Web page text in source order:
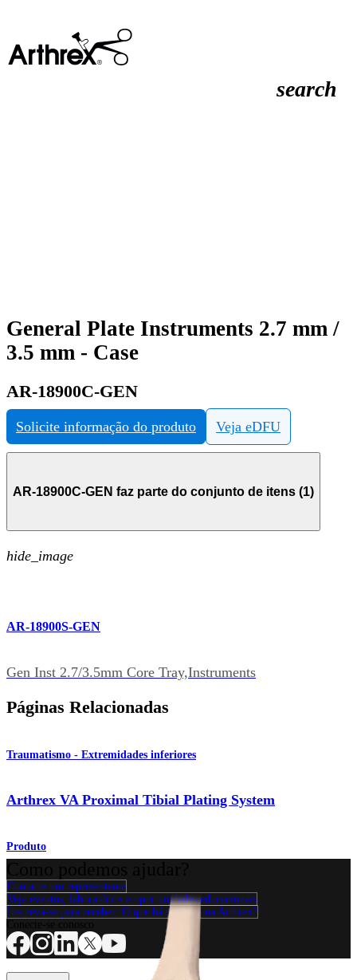
search
General Plate Instruments 2.7 mm /
3.5 mm - Case
AR-18900C-GEN
Solicite informação do produto Veja eDFU
AR-18900C-GEN faz parte do conjunto de itens (1)
hide_image
AR-18900S-GEN
Gen Inst 2.7/3.5mm Core Tray,Instruments
Páginas Relacionadas
Traumatismo - Extremidades inferiores
Arthrex VA Proximal Tibial Plating System
Produto
Contacte um representante
Veja eventos, laboratórios e oportunidades educacionais
Inscreva-se para receber: O que há de novo na Arthrex?